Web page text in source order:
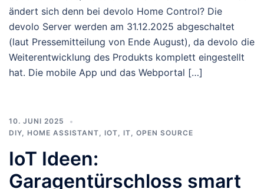
ändert sich denn bei devolo Home Control? Die
devolo Server werden am 31.12.2025 abgeschaltet
(laut Pressemitteilung von Ende August), da devolo die
Weiterentwicklung des Produkts komplett eingestellt
hat. Die mobile App und das Webportal […]
10. JUNI 2025
DIY
HOME ASSISTANT IOT IT OPEN SOURCE
IoT Ideen:
Garagentürschloss smart